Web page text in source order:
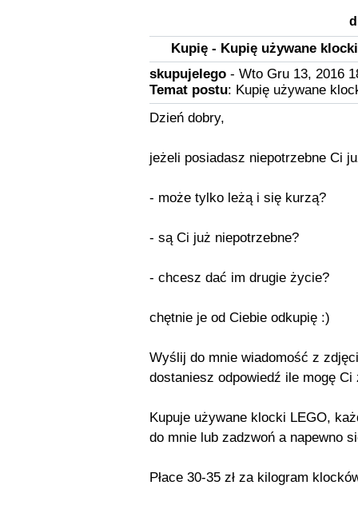
Kupię - Kupię używane
skupujelego- Wto Gru 13, 2016
Temat postu: Kupię używane
Dzień dobry,
jeżeli posiadasz niepotrzebne Ci
- może tylko leżą i się kurzą?
- są Ci już niepotrzebne?
- chcesz dać im drugie życie?
chętnie je od Ciebie odkupię :)
Wyślij do mnie wiadomość z
dostaniesz odpowiedź ile mogę
Kupuje używane klocki LEGO,
do mnie lub zadzwoń a napewno
Płace 30-35 zł za kilogram